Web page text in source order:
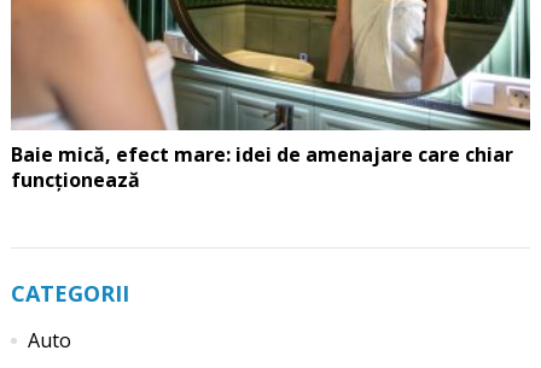
Baie mică, efect mare: idei de amenajare care chiar
funcționează
CATEGORII
Auto